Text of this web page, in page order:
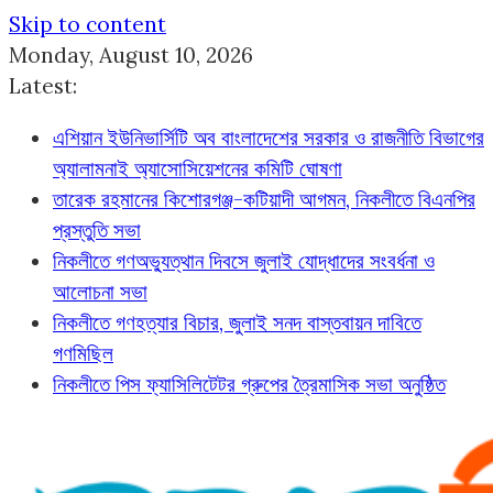
Skip to content
Monday, August 10, 2026
Latest:
এশিয়ান ইউনিভার্সিটি অব বাংলাদেশের সরকার ও রাজনীতি বিভাগের
অ্যালামনাই অ্যাসোসিয়েশনের কমিটি ঘোষণা
তারেক রহমানের কিশোরগঞ্জ-কটিয়াদী আগমন, নিকলীতে বিএনপির
প্রস্তুতি সভা
নিকলীতে গণঅভ্যুত্থান দিবসে জুলাই যোদ্ধাদের সংবর্ধনা ও
আলোচনা সভা
নিকলীতে গণহত্যার বিচার, জুলাই সনদ বাস্তবায়ন দাবিতে
গণমিছিল
নিকলীতে পিস ফ্যাসিলিটেটর গ্রুপের ত্রৈমাসিক সভা অনুষ্ঠিত